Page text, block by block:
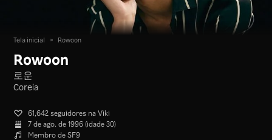
Tela inicial > Rowoon
Rowoon
로운
Coreia
61,642 seguidores na Viki
7 de ago. de 1996 (idade 30)
Membro de SF9